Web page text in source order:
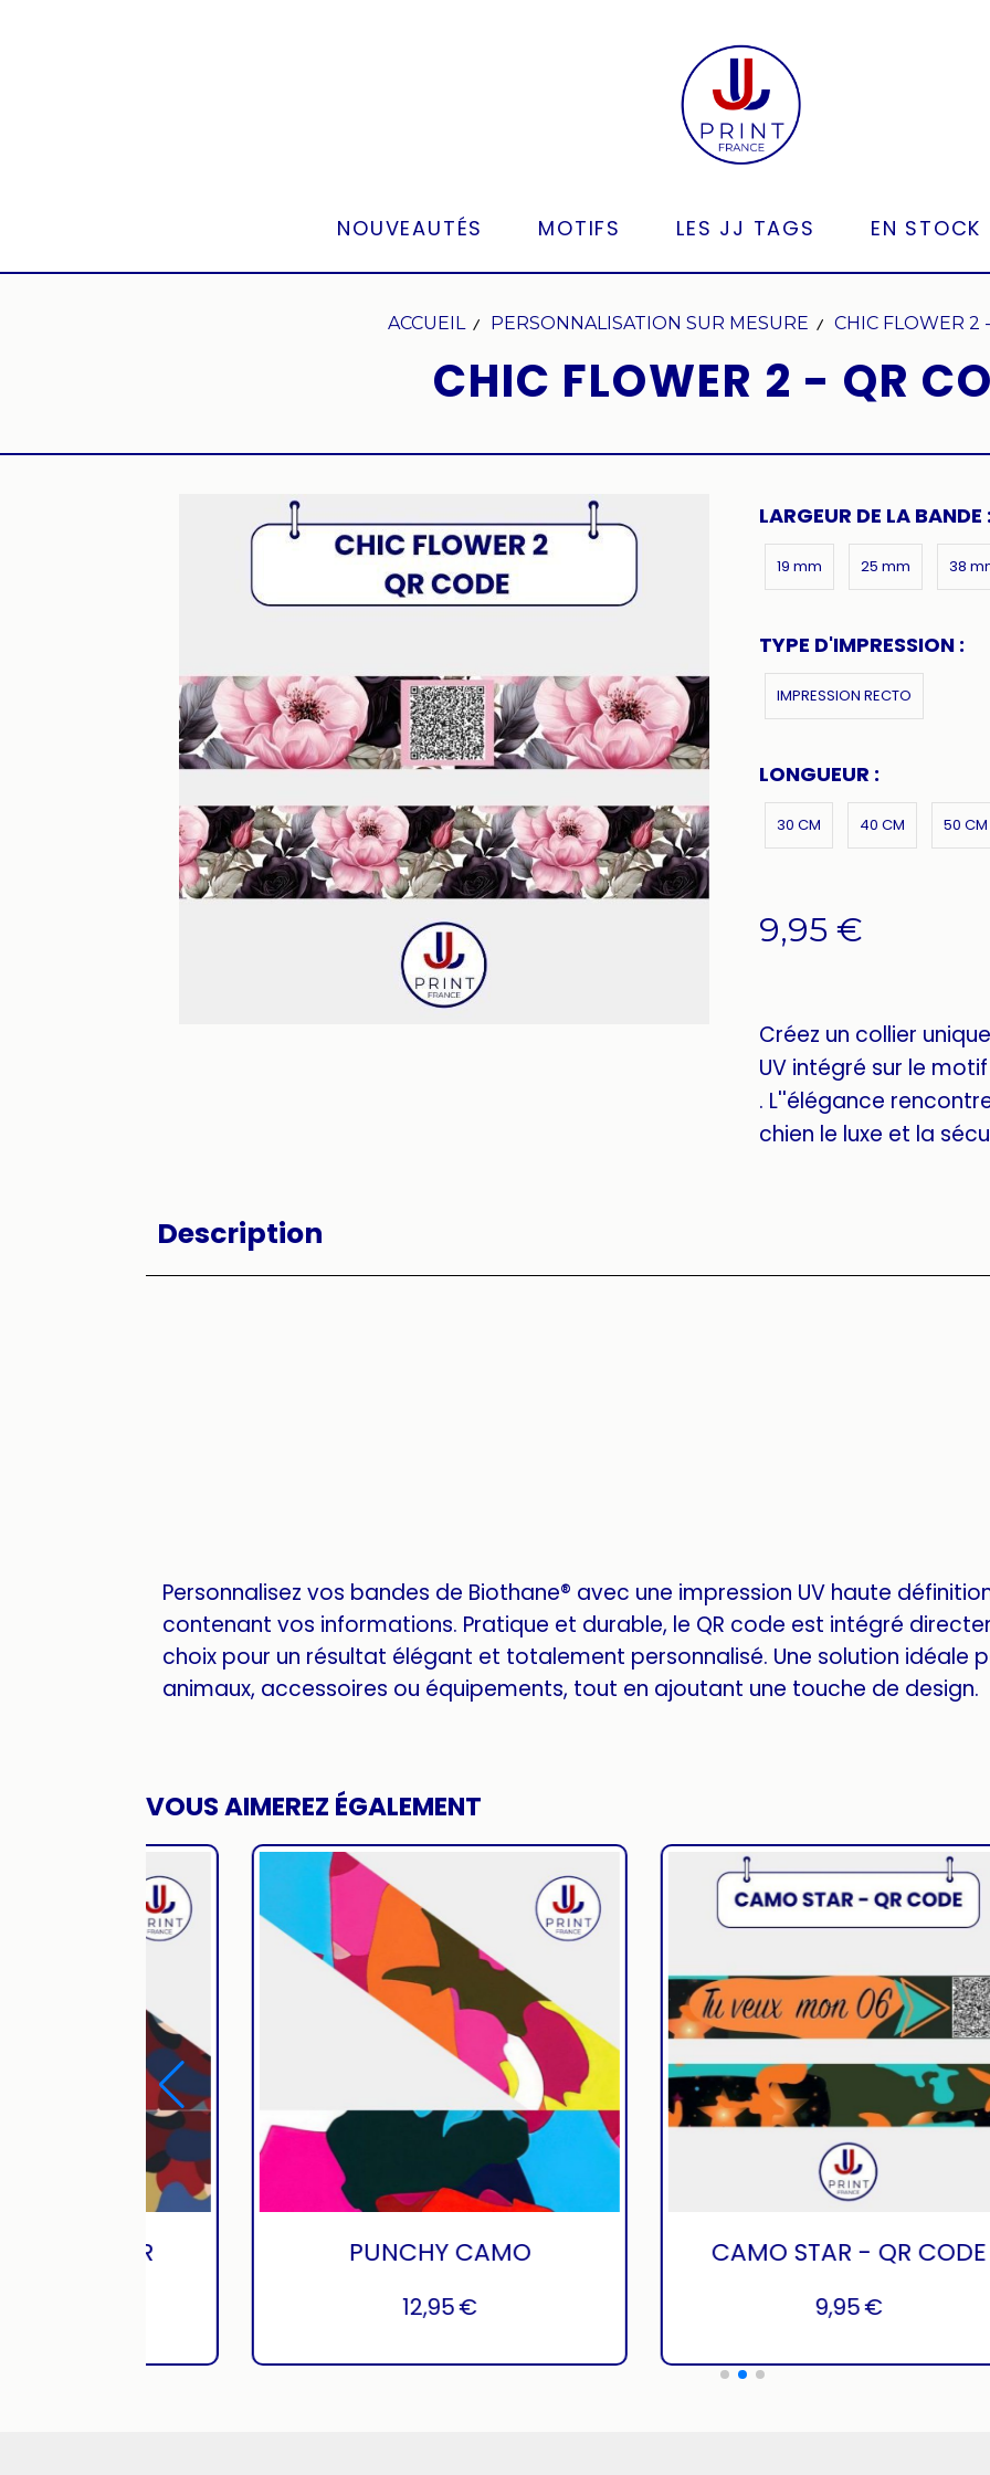
NOUVEAUTÉS MOTIFS LES JJ TAGS EN STOCK
ACCUEIL PERSONNALISATION SUR MESURE CHIC FLOWER 2
CHIC FLOWER 2 - QR
LARGEUR DE LA BANDE :
19 mm 25 mm 38
TYPE D'IMPRESSION :
IMPRESSION RECTO
LONGUEUR :
30 CM 40 CM 50 CM
9,95 €
Créez un collier
UV intégré sur le motif
. L''élégance
chien le luxe et la
Description
Personnalisez vos bandes de Biothane® avec une impression UV haute
contenant vos informations. Pratique et durable, le QR code est intégré
choix pour un résultat élégant et totalement personnalisé. Une solution idéale
animaux, accessoires ou équipements, tout en ajoutant une touche de design.
VOUS AIMEREZ ÉGALEMENT
- QR CODE CAMO WATERCOLOR
12,95
PUNCHY CAMO
12,95